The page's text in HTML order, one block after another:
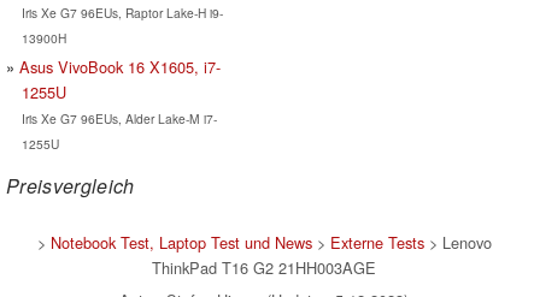
Iris Xe G7 96EUs, Raptor Lake-H i9-
13900H
Asus VivoBook 16 X1605, i7-
1255U
Iris Xe G7 96EUs, Alder Lake-M i7-
1255U
Preisvergleich
> Notebook Test, Laptop Test und News> Externe Tests> Lenovo
ThinkPad T16 G2 21HH003AGE